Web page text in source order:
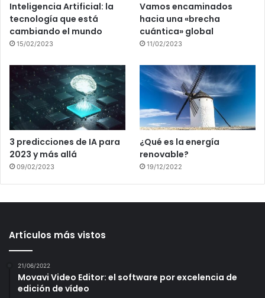
Inteligencia Artificial: la
tecnología que está
cambiando el mundo
15/02/2023
Vamos encaminados
hacia una «brecha
cuántica» global
11/02/2023
3 predicciones de IA para
2023 y más allá
09/02/2023
¿Qué es la energía
renovable?
19/12/2022
Artículos más vistos
21/06/2022
Movavi Video Editor: el software por excelencia de
edición de vídeo